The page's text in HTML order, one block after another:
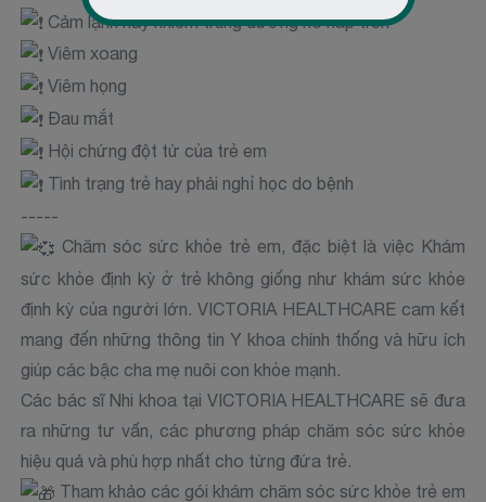
Cảm lạnh hay nhiễm trùng đường hô hấp trên
Viêm xoang
Viêm họng
Đau mắt
Hội chứng đột tử của trẻ em
Tình trạng trẻ hay phải nghỉ học do bệnh
-----
Chăm sóc sức khỏe trẻ em, đặc biệt là việc Khám
sức khỏe định kỳ ở trẻ không giống như khám sức khỏe
định kỳ của người lớn. VICTORIA HEALTHCARE cam kết
mang đến những thông tin Y khoa chính thống và hữu ích
giúp các bậc cha mẹ nuôi con khỏe mạnh.
Các bác sĩ Nhi khoa tại VICTORIA HEALTHCARE sẽ đưa
ra những tư vấn, các phương pháp chăm sóc sức khỏe
hiệu quả và phù hợp nhất cho từng đứa trẻ.
Tham khảo các gói khám chăm sóc sức khỏe trẻ em